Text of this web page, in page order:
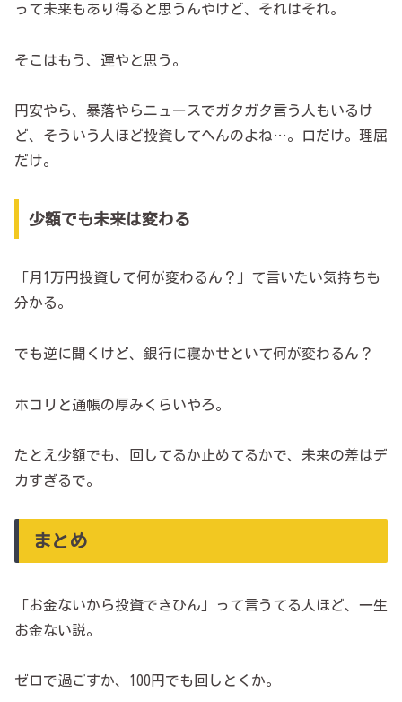
って未来もあり得ると思うんやけど、それはそれ。
そこはもう、運やと思う。
円安やら、暴落やらニュースでガタガタ言う人もいるけ
ど、そういう人ほど投資してへんのよね…。口だけ。理屈
だけ。
少額でも未来は変わる
「月1万円投資して何が変わるん？」て言いたい気持ちも
分かる。
でも逆に聞くけど、銀行に寝かせといて何が変わるん？
ホコリと通帳の厚みくらいやろ。
たとえ少額でも、回してるか止めてるかで、未来の差はデ
カすぎるで。
まとめ
「お金ないから投資できひん」って言うてる人ほど、一生
お金ない説。
ゼロで過ごすか、100円でも回しとくか。